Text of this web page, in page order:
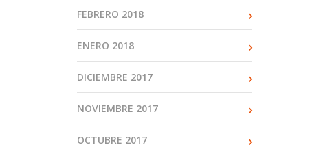
FEBRERO 2018
ENERO 2018
DICIEMBRE 2017
NOVIEMBRE 2017
OCTUBRE 2017